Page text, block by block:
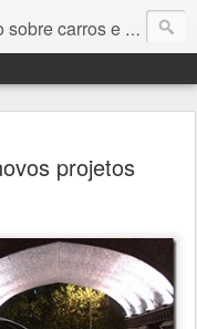
carros e motores
projetos